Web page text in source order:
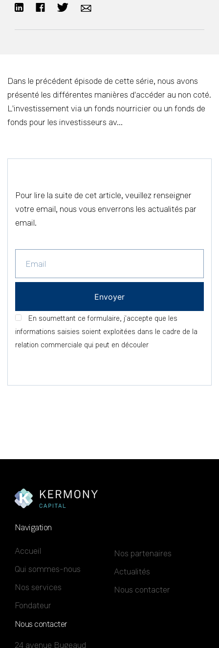
Dans le précédent épisode de cette série, nous avons
présenté les différentes manières d'accéder au non coté.
L'investissement via un fonds nourricier ou un fonds de
fonds pour les investisseurs av...
Pour lire la suite de cet article, veuillez renseigner
votre email, nous vous enverrons les actualités par
email.
En soumettant ce formulaire, j'accepte que les
informations saisies soient exploitées dans le cadre de la
relation commerciale qui peut en découler
Navigation
Accueil
Qui sommes-nous
Nos services
Fondateur
Nos partenaires
Actualités
Nous contacter
Nous contacter
24 avenue Bugeaud